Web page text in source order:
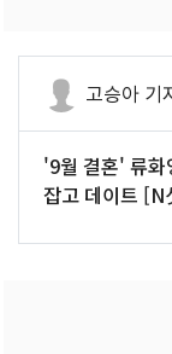
고승아 기
'9월 결혼' 류화
잡고 데이트 [N